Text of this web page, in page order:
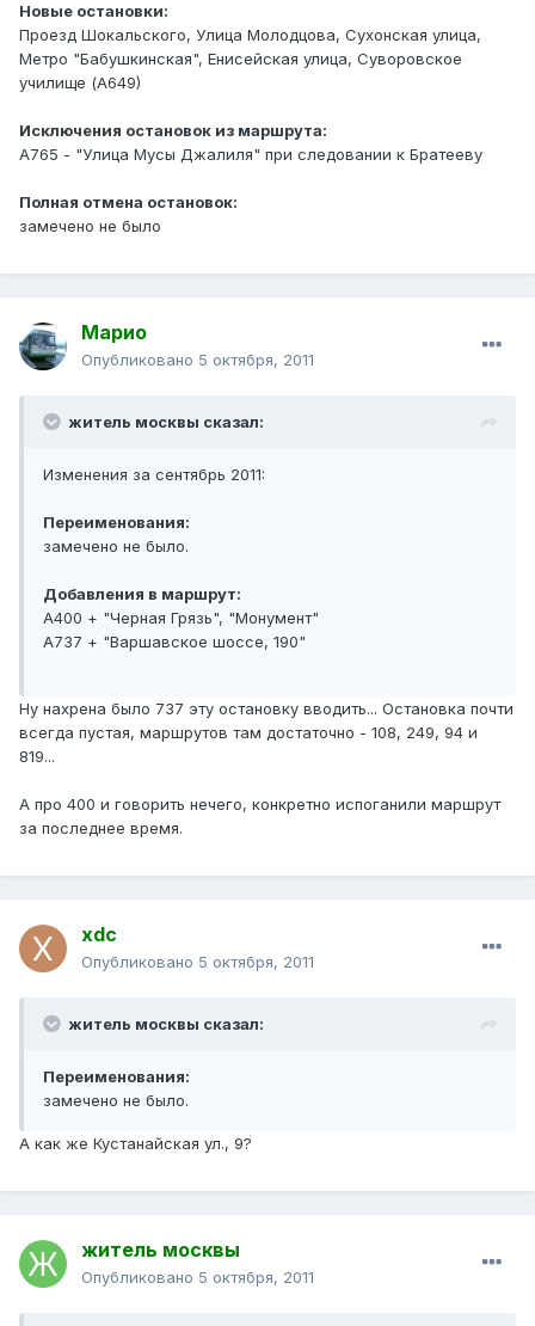
Новые остановки:
Проезд Шокальского, Улица Молодцова, Сухонская улица,
Метро "Бабушкинская", Енисейская улица, Суворовское
училище (А649)
Исключения остановок из маршрута:
А765 - "Улица Мусы Джалиля" при следовании к Братееву
Полная отмена остановок:
замечено не было
Марио
Опубликовано 5 октября, 2011
житель москвы сказал:
Изменения за сентябрь 2011:
Переименования:
замечено не было.
Добавления в маршрут:
А400 + "Черная Грязь", "Монумент"
А737 + "Варшавское шоссе, 190"
Ну нахрена было 737 эту остановку вводить... Остановка почти
всегда пустая, маршрутов там достаточно - 108, 249, 94 и
819...
А про 400 и говорить нечего, конкретно испоганили маршрут
за последнее время.
xdc
Опубликовано 5 октября, 2011
житель москвы сказал:
Переименования:
замечено не было.
А как же Кустанайская ул., 9?
житель москвы
Опубликовано 5 октября, 2011